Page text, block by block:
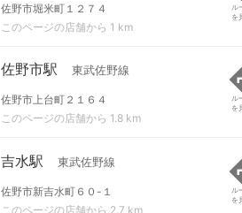
佐野市堀米町１２７４
このページの店舗から 1 km
ル
を
佐野市駅 東武佐野線
佐野市上台町２１６４
このページの店舗から 1.8 km
ル
を
吉水駅 東武佐野線
佐野市新吉水町６０-１
このページの店舗から 2.7 km
ル
を